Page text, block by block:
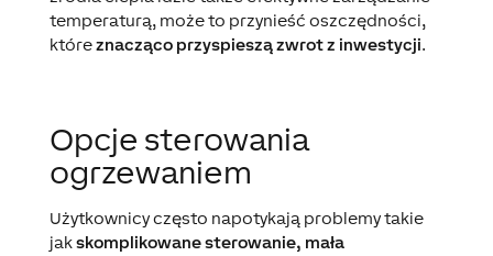
temperaturą, może to przynieść oszczędności,
któreznacząco przyspieszą zwrot z inwestycji.
Opcje sterowania
ogrzewaniem
Użytkownicy często napotykają problemy takie
jakskomplikowane sterowanie, mała